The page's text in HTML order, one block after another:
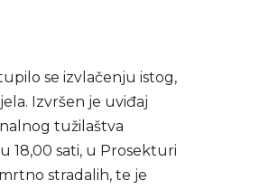
se izvlačenju istog,
Izvršen je uviđaj
tužilaštva
18,00 sati, u Prosekturi
stradalih, te je